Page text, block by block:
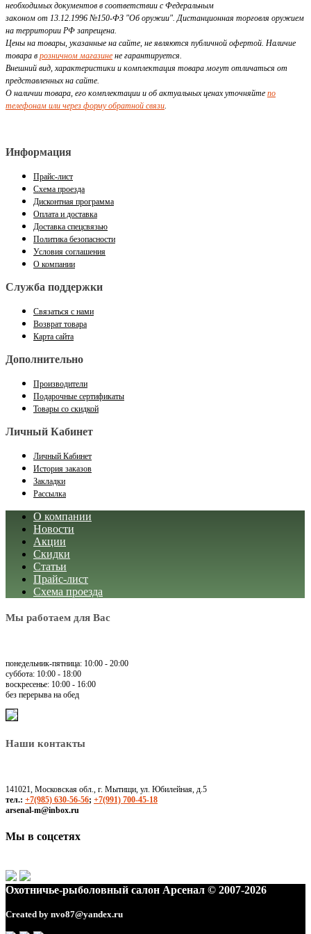
необходимых документов в соответствии с Федеральным
законом от 13.12.1996 №150-ФЗ "Об оружии". Дистанционная торговля оружием
на территории РФ запрещена.
Цены на товары, указанные на сайте, не являются публичной офертой. Наличие
товара в розничном магазине не гарантируется.
Внешний вид, характеристики и комплектация товара могут отличаться от
представленных на сайте.
О наличии товара, его комплектации и об актуальных ценах уточняйте по
телефонам или через форму обратной связи.
Информация
Прайс-лист
Схема проезда
Дисконтная программа
Оплата и доставка
Доставка спецсвязью
Политика безопасности
Условия соглашения
О компании
Служба поддержки
Связаться с нами
Возврат товара
Карта сайта
Дополнительно
Производители
Подарочные сертификаты
Товары со скидкой
Личный Кабинет
Личный Кабинет
История заказов
Закладки
Рассылка
О компании
Новости
Акции
Скидки
Статьи
Прайс-лист
Схема проезда
Мы работаем для Вас
понедельник-пятница: 10:00 - 20:00
суббота: 10:00 - 18:00
воскресенье: 10:00 - 16:00
без перерыва на обед
Наши контакты
141021, Московская обл., г. Мытищи, ул. Юбилейная, д.5
тел.: +7(985) 630-56-56; +7(991) 700-45-18
arsenal-m@inbox.ru
Мы в соцсетях
Охотничье-рыболовный салон Арсенал © 2007-2026
Created by nvo87@yandex.ru